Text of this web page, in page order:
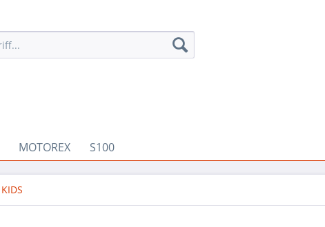
MOTOREX S100
KIDS